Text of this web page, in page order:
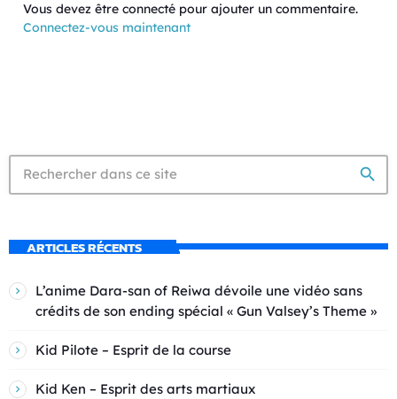
Vous devez être connecté pour ajouter un commentaire.
Connectez-vous maintenant
search
ARTICLES RÉCENTS
L’anime Dara-san of Reiwa dévoile une vidéo sans
crédits de son ending spécial « Gun Valsey’s Theme »
Kid Pilote – Esprit de la course
Kid Ken – Esprit des arts martiaux